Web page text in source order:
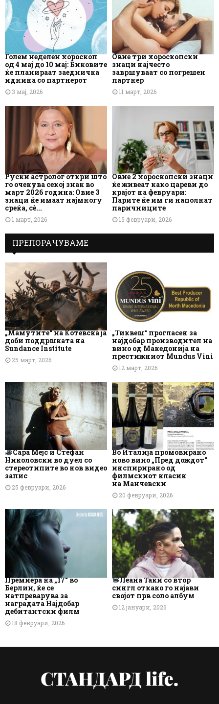
Голем неделен хороскоп
од 4 мај до 10 мај: Биковите
ќе планираат заедничка
иднина со партнерот
3 мај, 2026
Овие три хороскопски
знаци најчесто
завршуваат со погрешен
партнер
11 март, 2026
Руски астролог откри што
го очекува секој знак во
март 2026 година: Овие 3
знаци ќе имаат најмногу
среќа, сè...
1 март, 2026
Овие 2 хороскопски знаци
ќе живеат како цареви до
крајот на февруари:
Парите ќе им ги наполнат
паричниците
15 февруари, 2026
ПРЕПОРАЧУВАМЕ
„Мамутите“ на Котевска ја
доби поддршката на
Sundance Institute
25 март, 2026
„Тиквеш“ прогласен за
најдобар производител на
вино од Македонија на
престижниот Mundus Vini
12 март, 2026
Сара Мејс и Стефан
Николовски во дуел со
стереотипите во нов видео
запис
25 февруари, 2026
Во Италија промовирано
ново вино „Пред дождот“
инспирирано од
филмскиот класик
на Манчевски
20 февруари, 2026
Премиера на „17“ во
Берлин, ќе се
натпреварува за
наградата Најдобар
дебитантски филм
18 февруари, 2026
Леана Таќи со втор
сингл откако го најави
својот прв соло албум
12 јануари, 2026